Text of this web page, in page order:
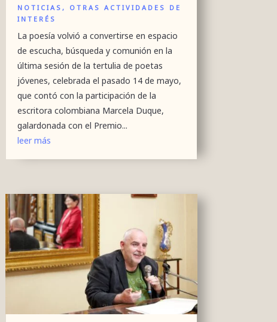
NOTICIAS, OTRAS ACTIVIDADES DE
INTERÉS
La poesía volvió a convertirse en espacio
de escucha, búsqueda y comunión en la
última sesión de la tertulia de poetas
jóvenes, celebrada el pasado 14 de mayo,
que contó con la participación de la
escritora colombiana Marcela Duque,
galardonada con el Premio...
leer más